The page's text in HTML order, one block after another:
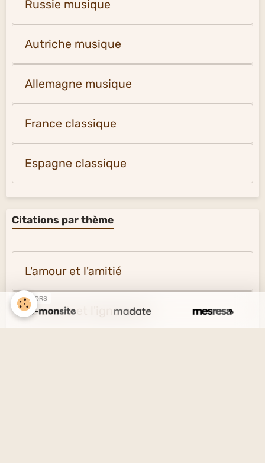
Russie musique
Autriche musique
Allemagne musique
France classique
Espagne classique
Citations par thème
L'amour et l'amitié
Le savoir et l'ignorance
SPONSORS